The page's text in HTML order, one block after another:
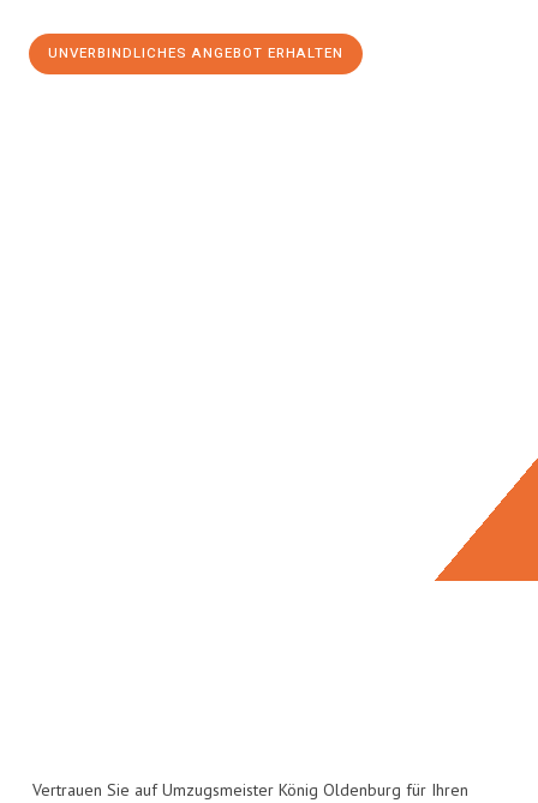
UNVERBINDLICHES ANGEBOT ERHALTEN
Vertrauen Sie auf Umzugsmeister König Oldenburg für Ihren